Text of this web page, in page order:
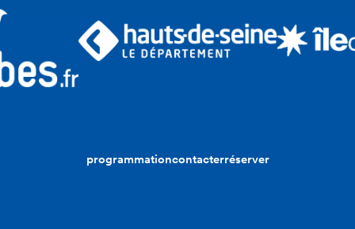
programmationcontacterréserver